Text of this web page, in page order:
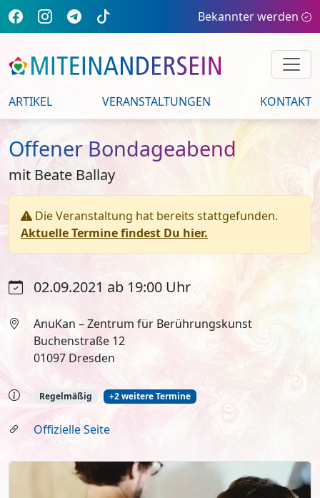
Bekannter werden
ARTIKEL VERANSTALTUNGEN KONTAKT
Offener Bondageabend
mit Beate Ballay
Die Veranstaltung hat bereits stattgefunden.
Aktuelle Termine findest Du hier.
02.09.2021 ab 19:00 Uhr
AnuKan – Zentrum für Berührungskunst
Buchenstraße 12
01097 Dresden
Regelmäßig +2 weitere Termine
Offizielle Seite